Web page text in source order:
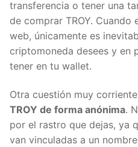
transferencia o tener una
de comprar TROY.
web, únicamente es
criptomoneda desees y en
tener en tu wallet.
Otra cuestión muy
TROY de forma anónima.
por el rastro que dejas, ya
van vinculadas a un